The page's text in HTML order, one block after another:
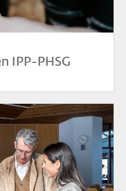
IPP-PHSG